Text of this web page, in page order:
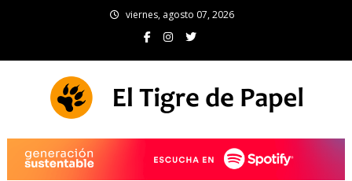
viernes, agosto 07, 2026